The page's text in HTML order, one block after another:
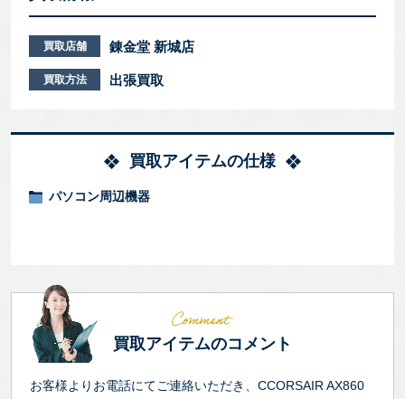
買取店舗 錬金堂 新城店
買取方法 出張買取
買取アイテムの仕様
パソコン周辺機器
買取アイテムのコメント
お客様よりお電話にてご連絡いただき、CCORSAIR AX860